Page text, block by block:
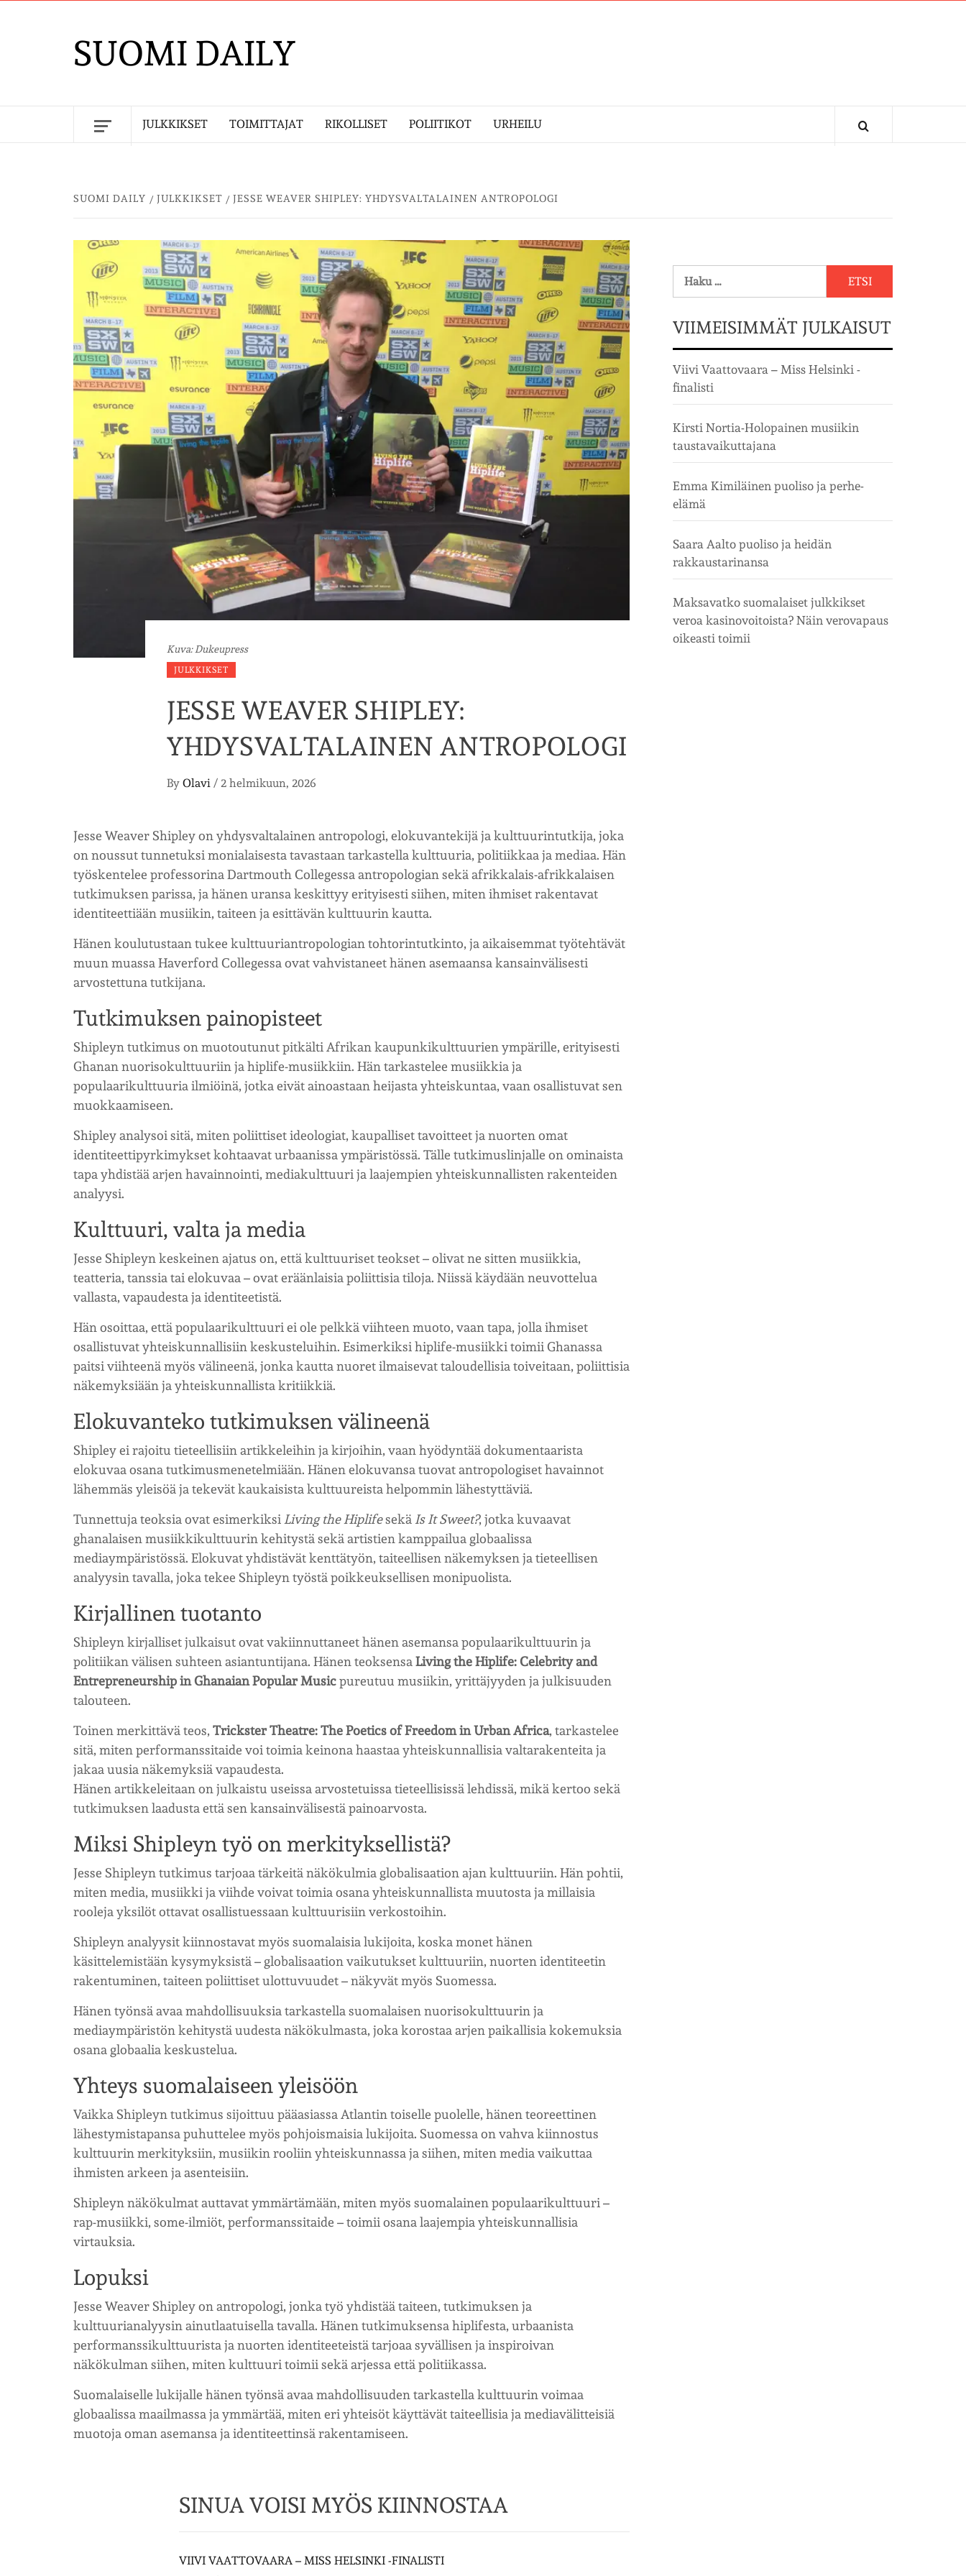
SUOMI DAILY
JULKKIKSET TOIMITTAJAT RIKOLLISET POLIITIKOT URHEILU
SUOMI DAILY JULKKIKSET JESSE WEAVER SHIPLEY: YHDYSVALTALAINEN ANTROPOLOGI
Kuva: Dukeupress
JULKKIKSET
JESSE WEAVER SHIPLEY:
YHDYSVALTALAINEN ANTROPOLOGI
By Olavi / 2 helmikuun, 2026
Jesse Weaver Shipley on yhdysvaltalainen antropologi, elokuvantekijä ja kulttuurintutkija, joka
on noussut tunnetuksi monialaisesta tavastaan tarkastella kulttuuria, politiikkaa ja mediaa. Hän
työskentelee professorina Dartmouth Collegessa antropologian sekä afrikkalais-afrikkalaisen
tutkimuksen parissa, ja hänen uransa keskittyy erityisesti siihen, miten ihmiset rakentavat
identiteettiään musiikin, taiteen ja esittävän kulttuurin kautta.
Hänen koulutustaan tukee kulttuuriantropologian tohtorintutkinto, ja aikaisemmat työtehtävät
muun muassa Haverford Collegessa ovat vahvistaneet hänen asemaansa kansainvälisesti
arvostettuna tutkijana.
Tutkimuksen painopisteet
Shipleyn tutkimus on muotoutunut pitkälti Afrikan kaupunkikulttuurien ympärille, erityisesti
Ghanan nuorisokulttuuriin ja hiplife-musiikkiin. Hän tarkastelee musiikkia ja
populaarikulttuuria ilmiöinä, jotka eivät ainoastaan heijasta yhteiskuntaa, vaan osallistuvat sen
muokkaamiseen.
Shipley analysoi sitä, miten poliittiset ideologiat, kaupalliset tavoitteet ja nuorten omat
identiteettipyrkimykset kohtaavat urbaanissa ympäristössä. Tälle tutkimuslinjalle on ominaista
tapa yhdistää arjen havainnointi, mediakulttuuri ja laajempien yhteiskunnallisten rakenteiden
analyysi.
Kulttuuri, valta ja media
Jesse Shipleyn keskeinen ajatus on, että kulttuuriset teokset – olivat ne sitten musiikkia,
teatteria, tanssia tai elokuvaa – ovat eräänlaisia poliittisia tiloja. Niissä käydään neuvottelua
vallasta, vapaudesta ja identiteetistä.
Hän osoittaa, että populaarikulttuuri ei ole pelkkä viihteen muoto, vaan tapa, jolla ihmiset
osallistuvat yhteiskunnallisiin keskusteluihin. Esimerkiksi hiplife-musiikki toimii Ghanassa
paitsi viihteenä myös välineenä, jonka kautta nuoret ilmaisevat taloudellisia toiveitaan, poliittisia
näkemyksiään ja yhteiskunnallista kritiikkiä.
Elokuvanteko tutkimuksen välineenä
Shipley ei rajoitu tieteellisiin artikkeleihin ja kirjoihin, vaan hyödyntää dokumentaarista
elokuvaa osana tutkimusmenetelmiään. Hänen elokuvansa tuovat antropologiset havainnot
lähemmäs yleisöä ja tekevät kaukaisista kulttuureista helpommin lähestyttäviä.
Tunnettuja teoksia ovat esimerkiksi Living the Hiplifesekä Is It Sweet?, jotka kuvaavat
ghanalaisen musiikkikulttuurin kehitystä sekä artistien kamppailua globaalissa
mediaympäristössä. Elokuvat yhdistävät kenttätyön, taiteellisen näkemyksen ja tieteellisen
analyysin tavalla, joka tekee Shipleyn työstä poikkeuksellisen monipuolista.
Kirjallinen tuotanto
Shipleyn kirjalliset julkaisut ovat vakiinnuttaneet hänen asemansa populaarikulttuurin ja
politiikan välisen suhteen asiantuntijana. Hänen teoksensa Living the Hiplife: Celebrity and
Entrepreneurship in Ghanaian Popular Musicpureutuu musiikin, yrittäjyyden ja julkisuuden
talouteen.
Toinen merkittävä teos, Trickster Theatre: The Poetics of Freedom in Urban Africa, tarkastelee
sitä, miten performanssitaide voi toimia keinona haastaa yhteiskunnallisia valtarakenteita ja
jakaa uusia näkemyksiä vapaudesta.
Hänen artikkeleitaan on julkaistu useissa arvostetuissa tieteellisissä lehdissä, mikä kertoo sekä
tutkimuksen laadusta että sen kansainvälisestä painoarvosta.
Miksi Shipleyn työ on merkityksellistä?
Jesse Shipleyn tutkimus tarjoaa tärkeitä näkökulmia globalisaation ajan kulttuuriin. Hän pohtii,
miten media, musiikki ja viihde voivat toimia osana yhteiskunnallista muutosta ja millaisia
rooleja yksilöt ottavat osallistuessaan kulttuurisiin verkostoihin.
Shipleyn analyysit kiinnostavat myös suomalaisia lukijoita, koska monet hänen
käsittelemistään kysymyksistä – globalisaation vaikutukset kulttuuriin, nuorten identiteetin
rakentuminen, taiteen poliittiset ulottuvuudet – näkyvät myös Suomessa.
Hänen työnsä avaa mahdollisuuksia tarkastella suomalaisen nuorisokulttuurin ja
mediaympäristön kehitystä uudesta näkökulmasta, joka korostaa arjen paikallisia kokemuksia
osana globaalia keskustelua.
Yhteys suomalaiseen yleisöön
Vaikka Shipleyn tutkimus sijoittuu pääasiassa Atlantin toiselle puolelle, hänen teoreettinen
lähestymistapansa puhuttelee myös pohjoismaisia lukijoita. Suomessa on vahva kiinnostus
kulttuurin merkityksiin, musiikin rooliin yhteiskunnassa ja siihen, miten media vaikuttaa
ihmisten arkeen ja asenteisiin.
Shipleyn näkökulmat auttavat ymmärtämään, miten myös suomalainen populaarikulttuuri –
rap-musiikki, some-ilmiöt, performanssitaide – toimii osana laajempia yhteiskunnallisia
virtauksia.
Lopuksi
Jesse Weaver Shipley on antropologi, jonka työ yhdistää taiteen, tutkimuksen ja
kulttuurianalyysin ainutlaatuisella tavalla. Hänen tutkimuksensa hiplifesta, urbaanista
performanssikulttuurista ja nuorten identiteeteistä tarjoaa syvällisen ja inspiroivan
näkökulman siihen, miten kulttuuri toimii sekä arjessa että politiikassa.
Suomalaiselle lukijalle hänen työnsä avaa mahdollisuuden tarkastella kulttuurin voimaa
globaalissa maailmassa ja ymmärtää, miten eri yhteisöt käyttävät taiteellisia ja mediavälitteisiä
muotoja oman asemansa ja identiteettinsä rakentamiseen.
SINUA VOISI MYÖS KIINNOSTAA
VIIVI VAATTOVAARA – MISS HELSINKI -FINALISTI
Haku:
VIIMEISIMMÄT JULKAISUT
Viivi Vaattovaara – Miss Helsinki -
finalisti
Kirsti Nortia-Holopainen musiikin
taustavaikuttajana
Emma Kimiläinen puoliso ja perhe-
elämä
Saara Aalto puoliso ja heidän
rakkaustarinansa
Maksavatko suomalaiset julkkikset
veroa kasinovoitoista? Näin verovapaus
oikeasti toimii